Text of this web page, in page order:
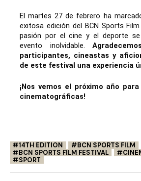
El martes 27 de febrero ha
exitosa edición del BCN Sports
pasión por el cine y el deporte
evento inolvidable.
participantes, cineastas y
de este festival una experiencia
¡Nos vemos el próximo año
cinematográficas!
14TH EDITION
BCN SPORTS FILM
BCN SPORTS FILM FESTIVAL
SPORT